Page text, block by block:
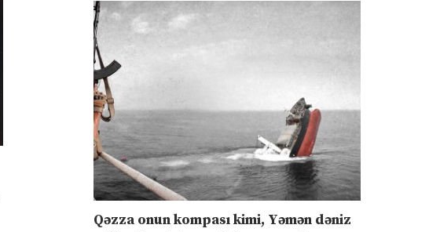
Qəzza onun kompası kimi, Yəmən dəniz